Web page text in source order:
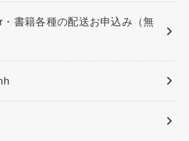
・書籍各種の配送お申込み（無